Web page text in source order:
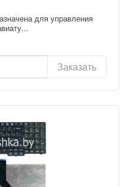
для управления
Заказать